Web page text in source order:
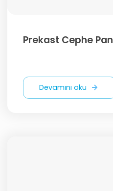
Prekast Cephe
Devamını oku